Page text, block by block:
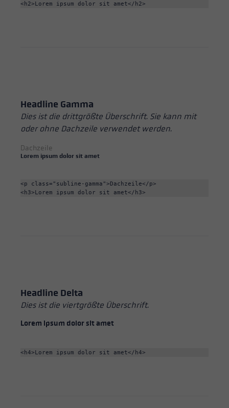
<h2>Lorem ipsum dolor sit amet</h2>
Headline Gamma
Dies ist die drittgrößte Überschrift. Sie kann mit
oder ohne Dachzeile verwendet werden.
Dachzeile
Lorem ipsum dolor sit amet
<p class="subline-gamma">Dachzeile</p>
<h3>Lorem ipsum dolor sit amet</h3>
Headline Delta
Dies ist die viertgrößte Überschrift.
Lorem ipsum dolor sit amet
<h4>Lorem ipsum dolor sit amet</h4>